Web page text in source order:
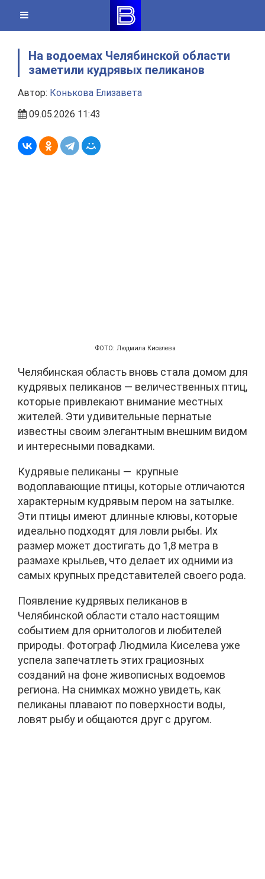
content
На водоемах Челябинской области
заметили кудрявых пеликанов
Автор: Конькова Елизавета
09.05.2026 11:43
ФОТО: Людмила Киселева
Челябинская область вновь стала домом для
кудрявых пеликанов — величественных птиц,
которые привлекают внимание местных
жителей. Эти удивительные пернатые
известны своим элегантным внешним видом
и интересными повадками.
Кудрявые пеликаны — крупные
водоплавающие птицы, которые отличаются
характерным кудрявым пером на затылке.
Эти птицы имеют длинные клювы, которые
идеально подходят для ловли рыбы. Их
размер может достигать до 1,8 метра в
размахе крыльев, что делает их одними из
самых крупных представителей своего рода.
Появление кудрявых пеликанов в
Челябинской области стало настоящим
событием для орнитологов и любителей
природы. Фотограф Людмила Киселева уже
успела запечатлеть этих грациозных
созданий на фоне живописных водоемов
региона. На снимках можно увидеть, как
пеликаны плавают по поверхности воды,
ловят рыбу и общаются друг с другом.